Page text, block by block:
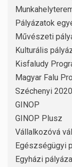
Pályázatok
Művészeti
Kulturális
Kisfaludy
Magyar Falu
Széchenyi 2020
GINOP
GINOP Plusz
Vállalkozóvá
Egészségügyi
Egyházi